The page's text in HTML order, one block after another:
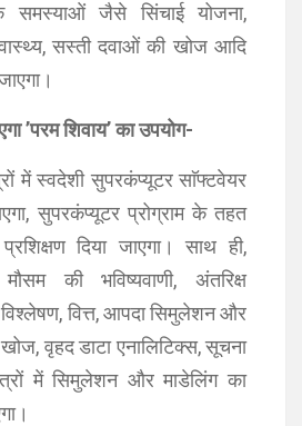
समस्याओं जैसे सिंचाई योजना,
सस्ती दवाओं की खोज आदि
’परम शिवाय’ का उपयोग-
में स्वदेशी सुपरकंप्यूटर साॅफ्टवेयर
सुपरकंप्यूटर प्रोग्राम के तहत
दिया जाएगा। साथ ही,
की भविष्यवाणी, अंतरिक्ष
विश्लेषण, वित्त, आपदा सिमुलेशन और
वृहद डाटा एनालिटिक्स, सूचना
में सिमुलेशन और माडेलिंग का